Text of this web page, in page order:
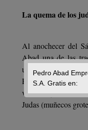
La quema de los
Al anochecer del
Abad una de las
una gran historia
En esta
vecinos, y con el
Judas (muñecos
Pedro Abad
S.A. Gratis en: